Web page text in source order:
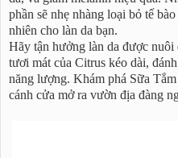
phần sẽ nhẹ nhàng loại bỏ tế
nhiên cho làn da bạn.
Hãy tận hưởng làn da được
tươi mát của Citrus kéo dài,
năng lượng. Khám phá Sữa
cánh cửa mở ra vườn địa đàng